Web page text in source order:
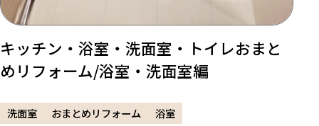
キッチン・浴室・洗面室・トイレおまと
めリフォーム/浴室・洗面室編
洗面室 おまとめリフォーム 浴室